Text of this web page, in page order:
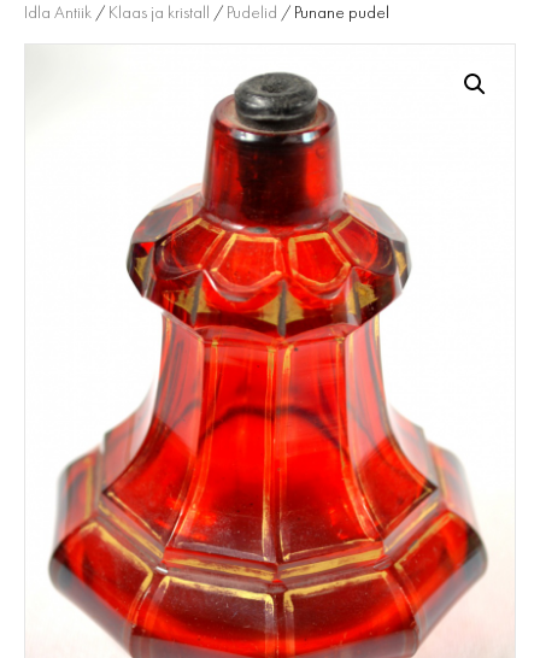
Idla Antiik / Klaas ja kristall / Pudelid / Punane pudel